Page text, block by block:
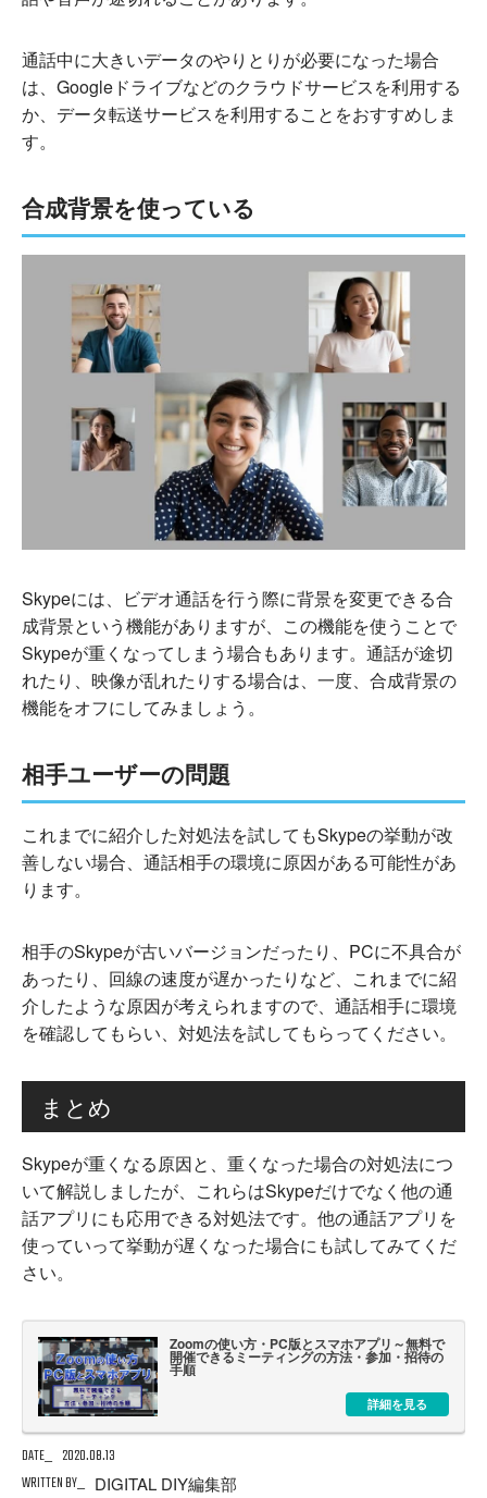
通話中に大きいデータのやりとりが必要になった場合
は、Googleドライブなどのクラウドサービスを利用する
か、データ転送サービスを利用することをおすすめしま
す。
合成背景を使っている
Skypeには、ビデオ通話を行う際に背景を変更できる合
成背景という機能がありますが、この機能を使うことで
Skypeが重くなってしまう場合もあります。通話が途切
れたり、映像が乱れたりする場合は、一度、合成背景の
機能をオフにしてみましょう。
相手ユーザーの問題
これまでに紹介した対処法を試してもSkypeの挙動が改
善しない場合、通話相手の環境に原因がある可能性があ
ります。
相手のSkypeが古いバージョンだったり、PCに不具合が
あったり、回線の速度が遅かったりなど、これまでに紹
介したような原因が考えられますので、通話相手に環境
を確認してもらい、対処法を試してもらってください。
まとめ
Skypeが重くなる原因と、重くなった場合の対処法につ
いて解説しましたが、これらはSkypeだけでなく他の通
話アプリにも応用できる対処法です。他の通話アプリを
使っていって挙動が遅くなった場合にも試してみてくだ
さい。
Zoomの使い方・PC版とスマホアプリ～無料で
開催できるミーティングの方法・参加・招待の
手順
詳細を見る
DATE
2020.08.13
WRITTEN BY
DIGITAL DIY編集部